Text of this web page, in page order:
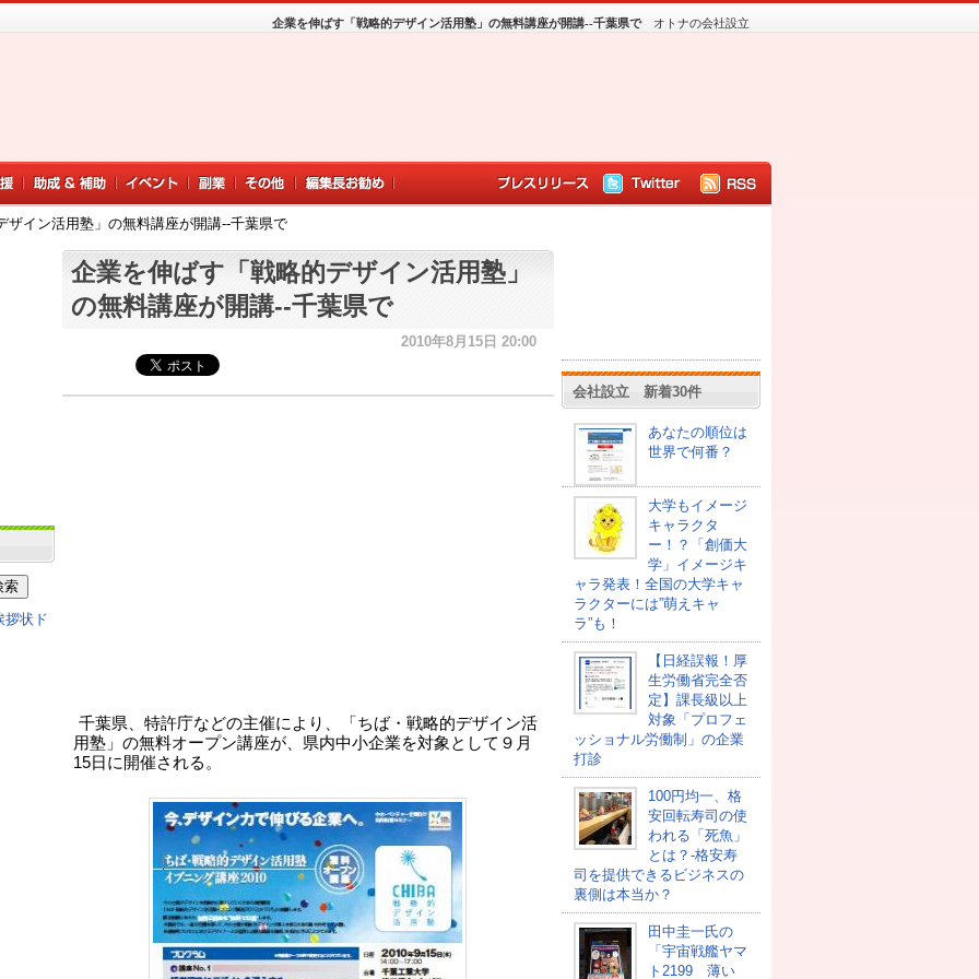
オトナの会社設立
企業を伸ばす「戦略的デザイン活用塾」の無料講座が開講--千葉県で
ザイン活用塾」の無料講座が開講--千葉県で
企業を伸ばす「戦略的デザイン活用塾」
の無料講座が開講--千葉県で
2010年8月15日 20:00
千葉県、特許庁などの主催により、「ちば・戦略的デザイン活
用塾」の無料オープン講座が、県内中小企業を対象として９月
15日に開催される。
会社設立 新着30件
あなたの順位は
世界で何番？
大学もイメージ
キャラクタ
ー！？「創価大
学」イメージキ
ャラ発表！全国の大学キャ
ラクターには”萌えキャ
ラ”も！
【日経誤報！厚
生労働省完全否
定】課長級以上
対象「プロフェ
ッショナル労働制」の企業
打診
100円均一、格
安回転寿司の使
われる「死魚」
とは？-格安寿
司を提供できるビジネスの
裏側は本当か？
田中圭一氏の
「宇宙戦艦ヤマ
ト2199 薄い